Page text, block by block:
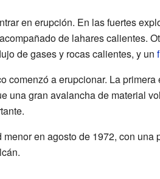
en erupción. En las fuertes
de lahares calientes.
de gases y rocas calientes, y un
comenzó a erupcionar. La
una gran avalancha de material
en agosto de 1972, con